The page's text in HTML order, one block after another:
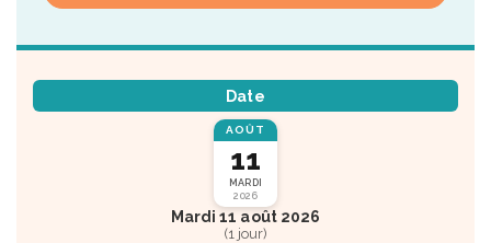
Date
AOÛT
11
MARDI
2026
Mardi 11 août 2026
(1 jour)